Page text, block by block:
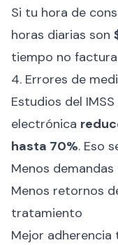
Si tu hora de
horas diarias son
tiempo no
4. Errores de
Estudios del
electrónica
hasta 70%. Eso
Menos
Menos retornos
tratamiento
Mejor